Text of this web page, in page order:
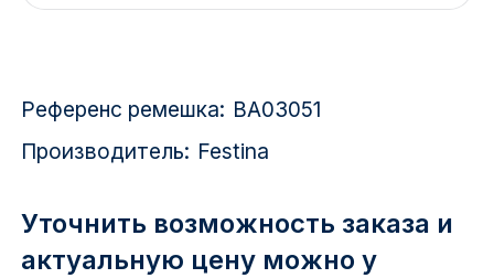
2717 км
Референс ремешка: BA03051
Производитель: Festina
Уточнить возможность заказа и
актуальную цену можно у